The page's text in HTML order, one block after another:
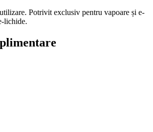
Potrivit exclusiv pentru vapoare și e-
lichide.